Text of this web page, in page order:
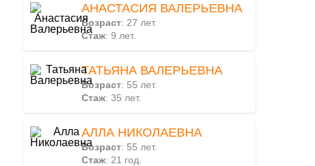
АНАСТАСИЯ ВАЛЕРЬЕВНА
Возраст: 27 лет.
Стаж: 9 лет.
ТАТЬЯНА ВАЛЕРЬЕВНА
Возраст: 55 лет.
Стаж: 35 лет.
АЛЛА НИКОЛАЕВНА
Возраст: 55 лет.
Стаж: 21 год.